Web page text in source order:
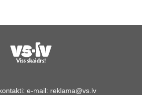
e-mail: reklama@vs.lv